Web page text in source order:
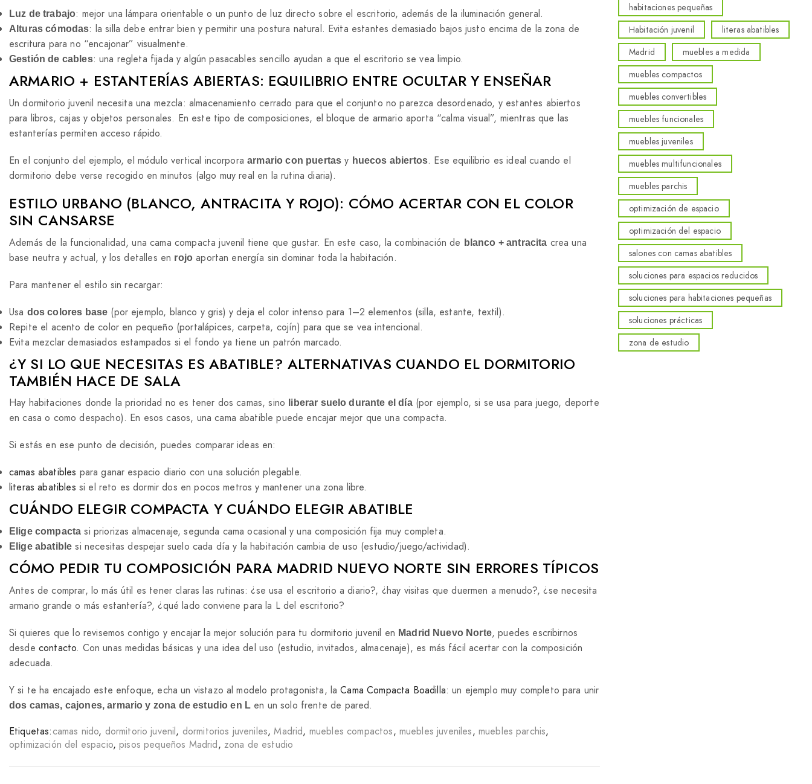
Luz de trabajo: mejor una lámpara orientable o un punto de luz directo sobre el escritorio, además de la iluminación general.
Alturas cómodas: la silla debe entrar bien y permitir una postura natural. Evita estantes demasiado bajos justo encima de la zona de
escritura para no “encajonar” visualmente.
Gestión de cables: una regleta fijada y algún pasacables sencillo ayudan a que el escritorio se vea limpio.
ARMARIO + ESTANTERÍAS ABIERTAS: EQUILIBRIO ENTRE OCULTAR Y ENSEÑAR
Un dormitorio juvenil necesita una mezcla: almacenamiento cerrado para que el conjunto no parezca desordenado, y estantes abiertos
para libros, cajas y objetos personales. En este tipo de composiciones, el bloque de armario aporta “calma visual”, mientras que las
estanterías permiten acceso rápido.
En el conjunto del ejemplo, el módulo vertical incorporaarmario con puertas y huecos abiertos. Ese equilibrio es ideal cuando el
dormitorio debe verse recogido en minutos (algo muy real en la rutina diaria).
ESTILO URBANO (BLANCO, ANTRACITA Y ROJO): CÓMO ACERTAR CON EL COLOR
SIN CANSARSE
Además de la funcionalidad, una cama compacta juvenil tiene que gustar. En este caso, la combinación de blanco + antracita crea una
base neutra y actual, y los detalles en rojo aportan energía sin dominar toda la habitación.
Para mantener el estilo sin recargar:
Usa dos colores base (por ejemplo, blanco y gris) y deja el color intenso para 1–2 elementos (silla, estante, textil).
Repite el acento de color en pequeño (portalápices, carpeta, cojín) para que se vea intencional.
Evita mezclar demasiados estampados si el fondo ya tiene un patrón marcado.
¿Y SI LO QUE NECESITAS ES ABATIBLE? ALTERNATIVAS CUANDO EL DORMITORIO
TAMBIÉN HACE DE SALA
Hay habitaciones donde la prioridad no es tener dos camas, sino liberar suelo durante el día(por ejemplo, si se usa para juego, deporte
en casa o como despacho). En esos casos, una cama abatible puede encajar mejor que una compacta.
Si estás en ese punto de decisión, puedes comparar ideas en:
camas abatibles para ganar espacio diario con una solución plegable.
literas abatibles si el reto es dormir dos en pocos metros y mantener una zona libre.
CUÁNDO ELEGIR COMPACTA Y CUÁNDO ELEGIR ABATIBLE
Elige compacta si priorizas almacenaje, segunda cama ocasional y una composición fija muy completa.
Elige abatible si necesitas despejar suelo cada día y la habitación cambia de uso (estudio/juego/actividad).
CÓMO PEDIR TU COMPOSICIÓN PARA MADRID NUEVO NORTE SIN ERRORES TÍPICOS
Antes de comprar, lo más útil es tener claras las rutinas: ¿se usa el escritorio a diario?, ¿hay visitas que duermen a menudo?, ¿se necesita
armario grande o más estantería?, ¿qué lado conviene para la L del escritorio?
Si quieres que lo revisemos contigo y encajar la mejor solución para tu dormitorio juvenil en Madrid Nuevo Norte, puedes escribirnos
desde contacto. Con unas medidas básicas y una idea del uso (estudio, invitados, almacenaje), es más fácil acertar con la composición
adecuada.
Y si te ha encajado este enfoque, echa un vistazo al modelo protagonista, laCama Compacta Boadilla: un ejemplo muy completo para unir
dos camas, cajones, armario y zona de estudio en L en un solo frente de pared.
Etiquetas:camas nido, dormitorio juvenil, dormitorios juveniles,Madrid, muebles compactos, muebles juveniles, muebles parchis,
optimización del espacio,pisos pequeños Madrid, zona de estudio
habitaciones pequeñas
Habitación juvenil
literas abatibles
Madrid
muebles a medida
muebles compactos
muebles convertibles
muebles funcionales
muebles juveniles
muebles multifuncionales
muebles parchis
optimización de espacio
optimización del espacio
salones con camas abatibles
soluciones para espacios reducidos
soluciones para habitaciones pequeñas
soluciones prácticas
zona de estudio